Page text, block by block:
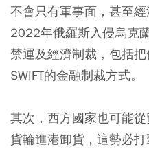
不會只有軍事面，甚至
2022年俄羅斯入侵烏克
禁運及經濟制裁，包括
SWIFT的金融制裁方式。
其次，西方國家也可能
貨輪進港卸貨，這勢必打